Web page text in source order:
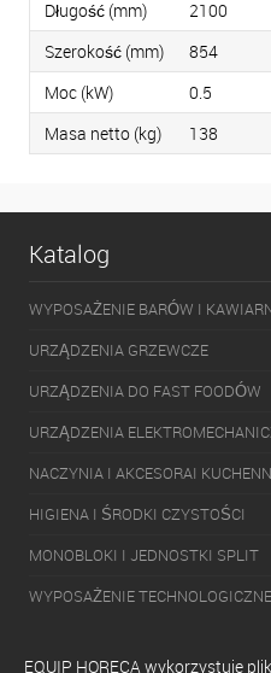
Długość (mm)
2100
Szerokość (mm)
854
Moc (kW)
0.5
Masa netto (kg)
138
Katalog
WYPOSAŻENIE BARÓW I
URZĄDZENIA GRZEWCZE
URZĄDZENIA DO FAST FOODÓW
URZĄDZENIA
NACZYNIA I AKCESORAI
HIGIENA I ŚRODKI CZYSTOŚCI
MONOBLOKI I JEDNOSTKI SPLIT
WYPOSAŻENIE TECHNOLOGICZNE
EQUIP HORECA wykorzystuje